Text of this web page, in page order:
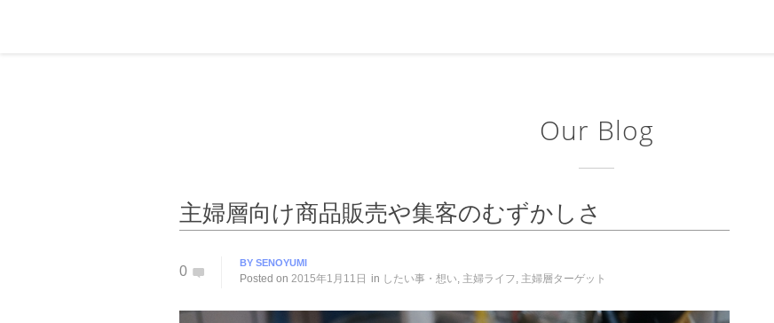
Our Blog
主婦層向け商品販売や集客のむずかしさ
0
BY SENOYUMI
Posted on 2015年1月11日 in したい事・想い, 主婦ライフ, 主婦層ターゲット